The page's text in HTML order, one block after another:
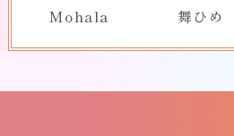
Mohala 舞ひめ